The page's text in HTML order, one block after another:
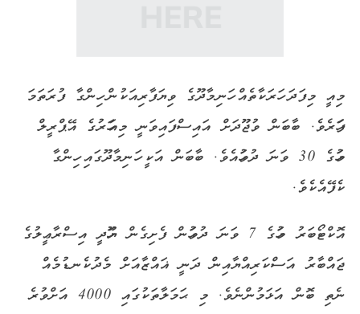
މިއީ މިފަދަ ހަރަކާތެއް ހަނިމާދޫގެ ވިޔަފާރިއަކުން ހިންގާ ފުރަތަމަ
ފަހަރެވެ. ބާބަން ވުޖޫދަށް އައިސްފައިވަނީ މިއަހަރުގެ އޭޕްރީލް
މަހުގެ 30 ވަނަ ދުވަހުއެވެ. ބާބަން އަކީ ހަނިމާދޫގައި ހިންގާ
ކެފޭއެކެވެ.
އޮކްޓޯބަރު މަހުގެ 7 ވަނަ ދުވަހުން ފެށިގެން ޔަހޫދީ އިސްރާޢީލުގެ
ޖައްބާރު އަސްކަރިއްޔާއިން ދަނީ ޣައްޒާއަށް މެދުކެނޑުމެއް
ނެތި ބޮން އަޅަމުންނެވެ. މި ޙަމަލާތަކުގައި 4000 އަށްވުރެ